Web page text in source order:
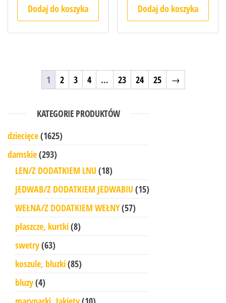
Dodaj do koszyka Dodaj do koszyka
1 2 3 4 … 23 24 25 →
KATEGORIE PRODUKTÓW
dziecięce(1625)
damskie(293)
LEN/Z DODATKIEM LNU (18)
JEDWAB/Z DODATKIEM JEDWABIU (15)
WEŁNA/Z DODATKIEM WEŁNY(57)
płaszcze, kurtki(8)
swetry(63)
koszule, bluzki(85)
bluzy(4)